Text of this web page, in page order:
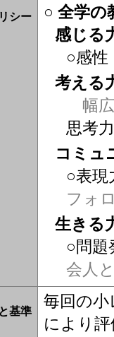
シー
○ 全学の
感じる
○感性
考える
幅
思考力
コミュ
○表現
フォ
生きる
○問題
会人
基準
毎回の小
により